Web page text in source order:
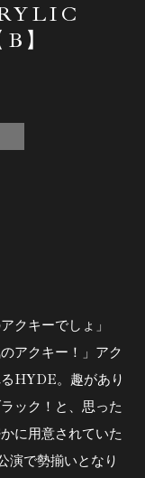
】
クキーでしょ」
アクキー！」アク
HYDE。趣があり
ック！と、思った
に用意されていた
演で勢揃いとなり